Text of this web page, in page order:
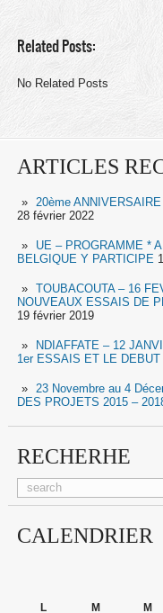
Related Posts:
No Related Posts
ARTICLES
20ème
28 février 2022
UE – PROGRAMME *
BELGIQUE Y PARTICIPE
TOUBACOUTA – 16
NOUVEAUX ESSAIS DE
19 février 2019
NDIAFFATE – 12
1er ESSAIS ET LE DEBUT
23 Novembre au 4
DES PROJETS 2015 –
RECHERHE
CALENDRIER
L M M